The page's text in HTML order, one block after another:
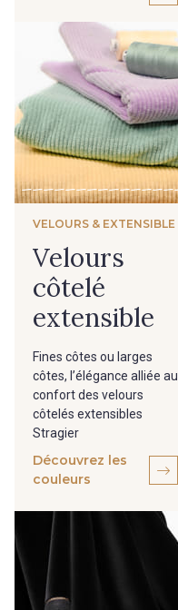
VELOURS & EXTENSIBLE
Velours
côtelé
extensible
Fines côtes ou larges
côtes, l’élégance alliée au
confort des velours
côtelés extensibles
Stragier
Découvrez les
couleurs